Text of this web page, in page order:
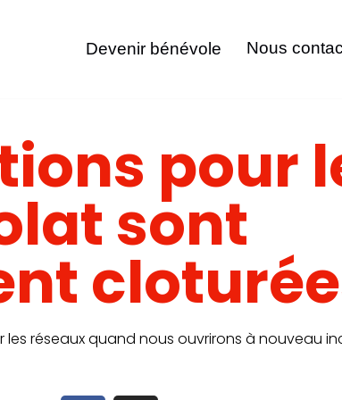
Devenir bénévole Nous
pour
sont
réseaux quand nous ouvrirons à nouveau